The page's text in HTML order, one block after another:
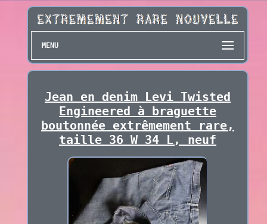
MENU
Jean en denim Levi Twisted
Engineered à braguette
boutonnée extrêmement rare,
taille 36 W 34 L, neuf